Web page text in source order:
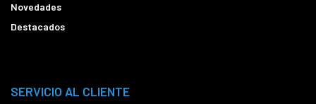
Novedades
Destacados
SERVICIO AL CLIENTE